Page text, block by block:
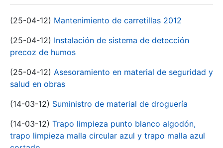
(25-04-12) Mantenimiento de carretillas 2012
(25-04-12) Instalación de sistema de detección
precoz de humos
(25-04-12) Asesoramiento en material de seguridad y
salud en obras
(14-03-12) Suministro de material de droguería
(14-03-12) Trapo limpieza punto blanco algodón,
trapo limpieza malla circular azul y trapo malla azul